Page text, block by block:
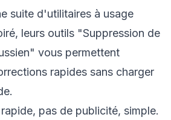
suite d'utilitaires à usage
leurs outils "Suppression de
vous permettent
rapides sans charger
pas de publicité, simple.